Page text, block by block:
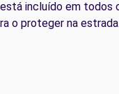
incluído em todos
o proteger na